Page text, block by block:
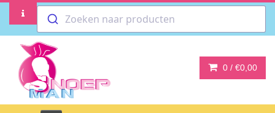
Zoeken naar producten
0 / €0,00